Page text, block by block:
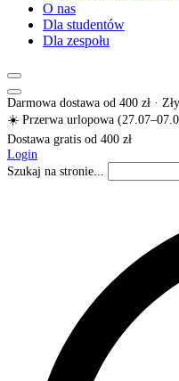
O nas
Dla studentów
Dla zespołu
Darmowa dostawa od 400 zł ·
☀️ Przerwa urlopowa
Dostawa gratis od 400 zł
Login
Szukaj na stronie...